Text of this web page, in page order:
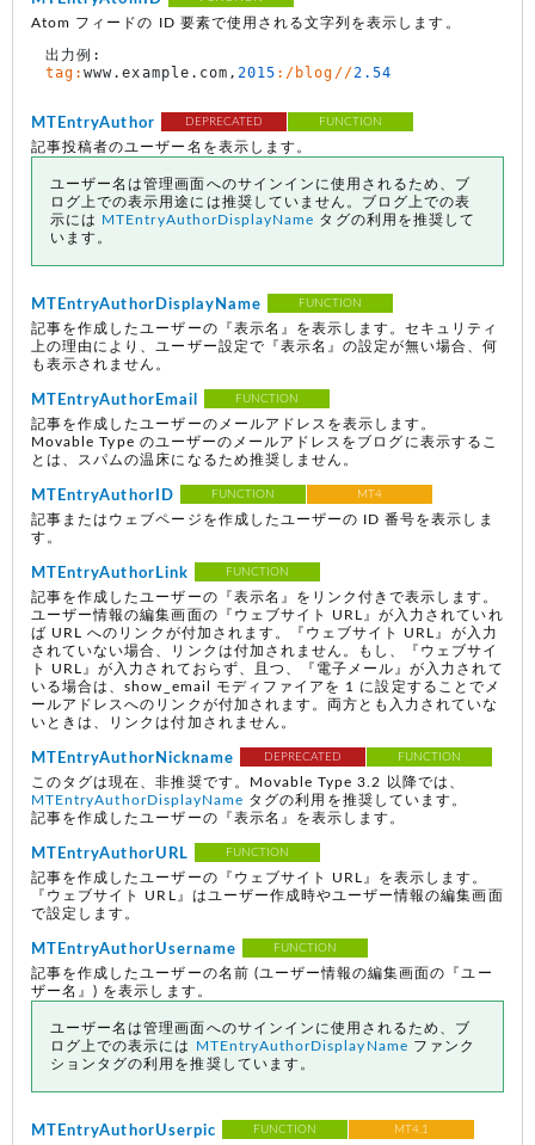
Atom フィードの ID 要素で使用される文字列を表示します。
tag:www.example.com,2015 :/blog//2.54
MTEntryAuthor DEPRECATED FUNCTION
記事投稿者のユーザー名を表示します。
ユーザー名は管理画面へのサインインに使用されるため、ブ
ログ上での表示用途には推奨していません。ブログ上での表
示には
MTEntryAuthorDisplayName タグの利用を推奨して
います。
MTEntryAuthorDisplayName FUNCTION
記事を作成したユーザーの『表示名』を表示します。セキュリティ
上の理由により、ユーザー設定で『表示名』の設定が無い場合、何
も表示されません。
MTEntryAuthorEmail FUNCTION
記事を作成したユーザーのメールアドレスを表示します。
Movable Type のユーザーのメールアドレスをブログに表示するこ
とは、スパムの温床になるため推奨しません。
MTEntryAuthorID FUNCTION MT4
記事またはウェブページを作成したユーザーの ID 番号を表示しま
す。
MTEntryAuthorLink FUNCTION
記事を作成したユーザーの『表示名』をリンク付きで表示します。
ユーザー情報の編集画面の『ウェブサイト URL』が入力されていれ
ば URL へのリンクが付加されます。『ウェブサイト URL』が入力
されていない場合、リンクは付加されません。もし、『ウェブサイ
ト URL』が入力されておらず、且つ、『電子メール』が入力されて
いる場合は、show_email モディファイアを 1 に設定することでメ
ールアドレスへのリンクが付加されます。両方とも入力されていな
いときは、リンクは付加されません。
MTEntryAuthorNickname DEPRECATED FUNCTION
このタグは現在、非推奨です。Movable Type 3.2 以降では、
MTEntryAuthorDisplayName タグの利用を推奨しています。
記事を作成したユーザーの『表示名』を表示します。
MTEntryAuthorURL FUNCTION
記事を作成したユーザーの『ウェブサイト URL』を表示します。
『ウェブサイト URL』はユーザー作成時やユーザー情報の編集画面
で設定します。
MTEntryAuthorUsername FUNCTION
記事を作成したユーザーの名前 (ユーザー情報の編集画面の『ユー
ザー名』) を表示します。
ユーザー名は管理画面へのサインインに使用されるため、ブ
ログ上での表示には
MTEntryAuthorDisplayName ファンク
ションタグの利用を推奨しています。
MTEntryAuthorUserpic FUNCTION MT4.1